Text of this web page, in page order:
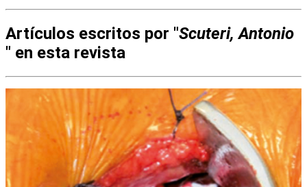
Artículos escritos por "Scuteri, Antonio
" en esta revista